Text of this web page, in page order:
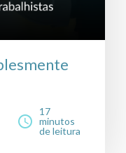
17
minutos
de leitura